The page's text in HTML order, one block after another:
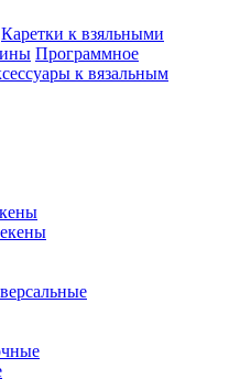
Каретки к взяльными
Программное
к вязальным